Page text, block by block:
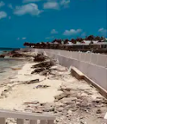
omdömen